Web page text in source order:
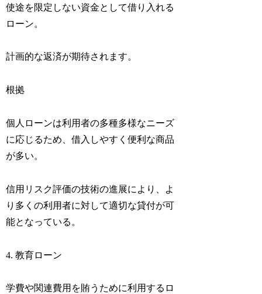
使途を限定しない資金として借り入れる
ローン。
計画的な返済が期待されます。
根拠
個人ローンは利用者の多種多様なニーズ
に応じるため、借入しやすく便利な商品
が多い。
信用リスク評価の技術の進展により、よ
り多くの利用者に対して適切な貸付が可
能となっている。
4. 教育ローン
学費や関連費用を賄うために利用するロ